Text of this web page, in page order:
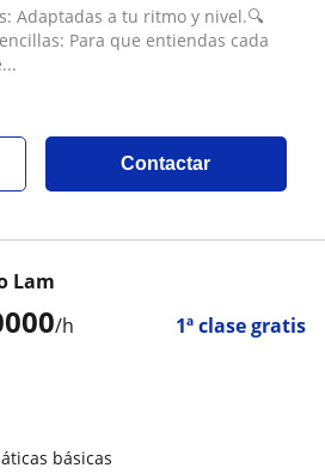
Adaptadas a tu ritmo y nivel.🔍
Para que entiendas cada
Contactar
/h 1ª clase gratis
Lam
básicas